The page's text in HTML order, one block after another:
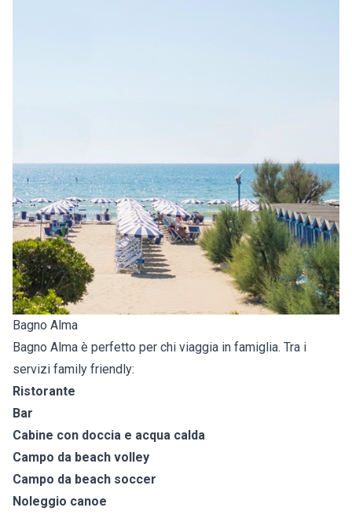
Bagno Alma
Bagno Alma è perfetto per chi viaggia in famiglia. Tra i
servizi family friendly:
Ristorante
Bar
Cabine con doccia e acqua calda
Campo da beach volley
Campo da beach soccer
Noleggio canoe